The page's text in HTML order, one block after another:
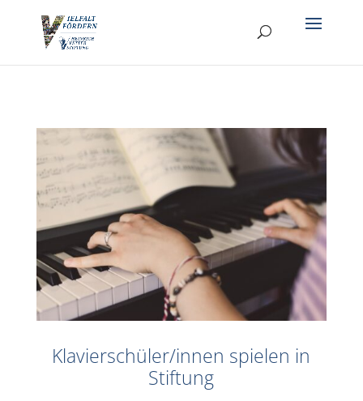
Klavierschüler/innen spielen in
Stiftung